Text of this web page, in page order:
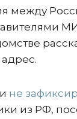
не
из РФ,